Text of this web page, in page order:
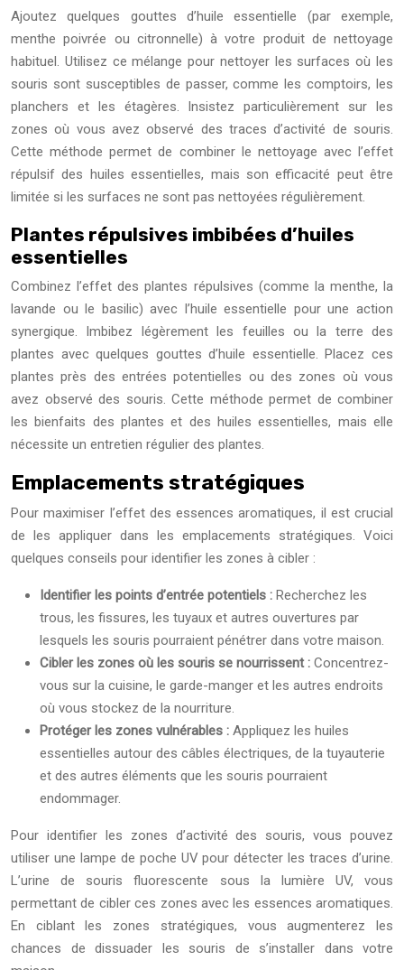
Ajoutez quelques gouttes d’huile essentielle (par exemple,
menthe poivrée ou citronnelle) à votre produit de nettoyage
habituel. Utilisez ce mélange pour nettoyer les surfaces où les
souris sont susceptibles de passer, comme les comptoirs, les
planchers et les étagères. Insistez particulièrement sur les
zones où vous avez observé des traces d’activité de souris.
Cette méthode permet de combiner le nettoyage avec l’effet
répulsif des huiles essentielles, mais son efficacité peut être
limitée si les surfaces ne sont pas nettoyées régulièrement.
Plantes répulsives imbibées d’huiles
essentielles
Combinez l’effet des plantes répulsives (comme la menthe, la
lavande ou le basilic) avec l’huile essentielle pour une action
synergique. Imbibez légèrement les feuilles ou la terre des
plantes avec quelques gouttes d’huile essentielle. Placez ces
plantes près des entrées potentielles ou des zones où vous
avez observé des souris. Cette méthode permet de combiner
les bienfaits des plantes et des huiles essentielles, mais elle
nécessite un entretien régulier des plantes.
Emplacements stratégiques
Pour maximiser l’effet des essences aromatiques, il est crucial
de les appliquer dans les emplacements stratégiques. Voici
quelques conseils pour identifier les zones à cibler :
Identifier les points d’entrée potentiels : Recherchez les
trous, les fissures, les tuyaux et autres ouvertures par
lesquels les souris pourraient pénétrer dans votre maison.
Cibler les zones où les souris se nourrissent : Concentrez-
vous sur la cuisine, le garde-manger et les autres endroits
où vous stockez de la nourriture.
Protéger les zones vulnérables : Appliquez les huiles
essentielles autour des câbles électriques, de la tuyauterie
et des autres éléments que les souris pourraient
endommager.
Pour identifier les zones d’activité des souris, vous pouvez
utiliser une lampe de poche UV pour détecter les traces d’urine.
L’urine de souris fluorescente sous la lumière UV, vous
permettant de cibler ces zones avec les essences aromatiques.
En ciblant les zones stratégiques, vous augmenterez les
chances de dissuader les souris de s’installer dans votre